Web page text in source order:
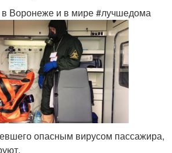
Воронеже и в мире #лучшедома
опасным вирусом пассажира,